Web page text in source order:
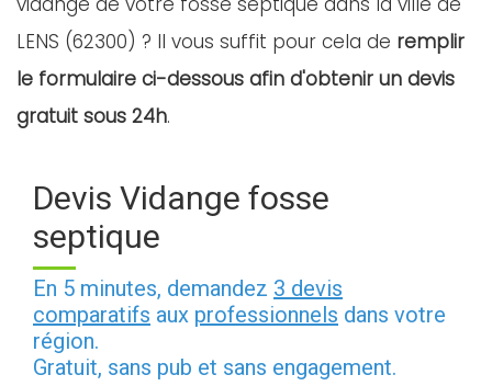
LENS (62300) ? Il vous suffit pour cela de remplir
le formulaire ci-dessous afin d'obtenir un devis
gratuit sous 24h.
Devis Vidange fosse
septique
En 5 minutes, demandez 3 devis
comparatifs aux professionnels dans votre
région.
Gratuit, sans pub et sans engagement.